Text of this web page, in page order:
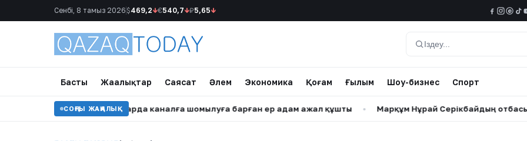
Сенбі, 8 тамыз 2026 $469,2↓€540,7↓₽5,65↓ @
Іздеу
Басты Жаңалықтар Саясат Әлем Экономика Қоғам Ғылым Шоу-бизнес Спорт
СОҢҒЫ ЖАҢАЛЫҚ
Павлодарда каналға шомылуға барған ер адам ажал құшты • Марқұм Нұрай Серікбайдың отбасы